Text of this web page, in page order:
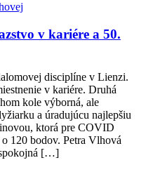
v kariére a 50.
disciplíne v Lienzi.
v kariére. Druhá
kole výborná, ale
a úradujúcu najlepšiu
ktorá pre COVID
120 bodov. Petra Vlhová
spokojná […]